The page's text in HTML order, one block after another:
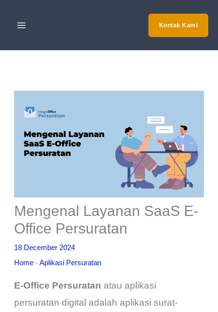
Kontak Kami
Mengenal Layanan SaaS E-
Office Persuratan
18 December 2024
Home -Aplikasi Persuratan
E-Office Persuratan atau aplikasi
persuratan digital adalah aplikasi surat-